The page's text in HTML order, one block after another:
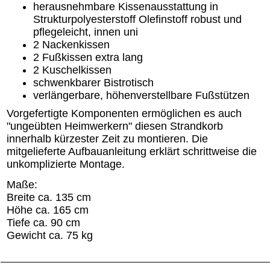
herausnehmbare Kissenausstattung in
Strukturpolyesterstoff Olefinstoff robust und
pflegeleicht, innen uni
2 Nackenkissen
2 Fußkissen extra lang
2 Kuschelkissen
schwenkbarer Bistrotisch
verlängerbare, höhenverstellbare Fußstützen
Vorgefertigte Komponenten ermöglichen es auch
"ungeübten Heimwerkern" diesen Strandkorb
innerhalb kürzester Zeit zu montieren. Die
mitgelieferte Aufbauanleitung erklärt schrittweise die
unkomplizierte Montage.
Maße:
Breite ca. 135 cm
Höhe ca. 165 cm
Tiefe ca. 90 cm
Gewicht ca. 75 kg